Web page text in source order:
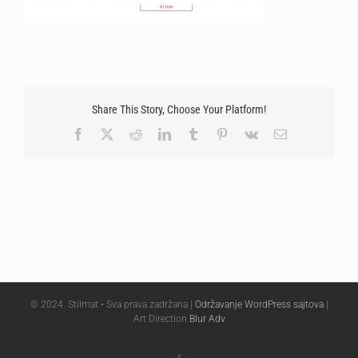
Share This Story, Choose Your Platform!
Facebook
RedditLinkedInTumblr Pinterest
Vk Email
© 2024. Stilmat • Sva prava zadržana | Održavanje WordPress sajtova|
Art Direction Blur Adv